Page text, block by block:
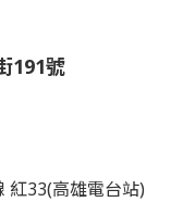
191號
紅33(高雄電台站)